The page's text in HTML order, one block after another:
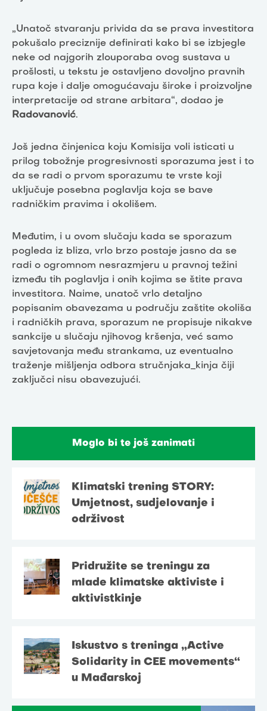
„Unatoč stvaranju privida da se prava investitora
pokušalo preciznije definirati kako bi se izbjegle
neke od najgorih zlouporaba ovog sustava u
prošlosti, u tekstu je ostavljeno dovoljno pravnih
rupa koje i dalje omogućavaju široke i proizvoljne
interpretacije od strane arbitara“, dodao je
Radovanović.
Još jedna činjenica koju Komisija voli isticati u
prilog tobožnje progresivnosti sporazuma jest i to
da se radi o prvom sporazumu te vrste koji
uključuje posebna poglavlja koja se bave
radničkim pravima i okolišem.
Međutim, i u ovom slučaju kada se sporazum
pogleda iz bliza, vrlo brzo postaje jasno da se
radi o ogromnom nesrazmjeru u pravnoj težini
između tih poglavlja i onih kojima se štite prava
investitora. Naime, unatoč vrlo detaljno
popisanim obavezama u području zaštite okoliša
i radničkih prava, sporazum ne propisuje nikakve
sankcije u slučaju njihovog kršenja, već samo
savjetovanja među strankama, uz eventualno
traženje mišljenja odbora stručnjaka_kinja čiji
zaključci nisu obavezujući.
Moglo bi te još zanimati
Klimatski trening STORY:
Umjetnost, sudjelovanje i
održivost
Pridružite se treningu za
mlade klimatske aktiviste i
aktivistkinje
Iskustvo s treninga „Active
Solidarity in CEE movements“
u Mađarskoj